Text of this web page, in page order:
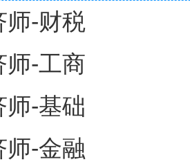
师-财税
师-工商
师-基础
师-金融